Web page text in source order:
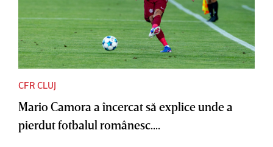
CFR CLUJ
Mario Camora a încercat să explice unde a
pierdut fotbalul românesc....